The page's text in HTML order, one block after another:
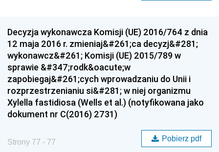
Decyzja wykonawcza Komisji (UE) 2016/764 z dnia
12 maja 2016 r. zmieniaj&#261;ca decyzj&#281;
wykonawcz&#261; Komisji (UE) 2015/789 w
sprawie &#347;rodk&oacute;w
zapobiegaj&#261;cych wprowadzaniu do Unii i
rozprzestrzenianiu si&#281; w niej organizmu
Xylella fastidiosa (Wells et al.) (notyfikowana jako
dokument nr C(2016) 2731)
Strony 77 - 77 Pobierz pdf